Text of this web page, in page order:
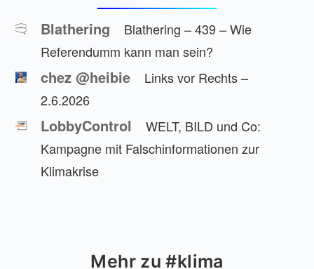
Blathering
Blathering – 439 – Wie
Referendumm kann man sein?
chez @heibie
Links vor Rechts –
2.6.2026
LobbyControl
WELT, BILD und Co:
Kampagne mit Falschinformationen zur
Klimakrise
Mehr zu #klima